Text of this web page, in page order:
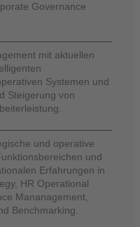
Governance
mit aktuellen
Systemen und
Steigerung von
und operative
und
Erfahrungen in
HR Operational
Mananagement,
Benchmarking.